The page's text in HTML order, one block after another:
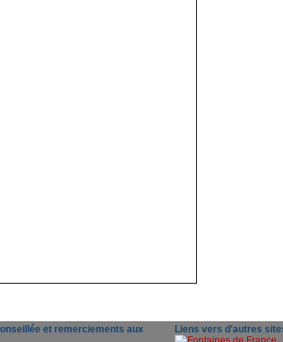
et remerciements aux
Liens vers d'autres